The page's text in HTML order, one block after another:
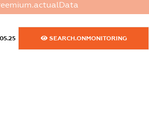
SEARCH.ONMONITORING